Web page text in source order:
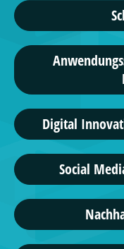
Digital
Social